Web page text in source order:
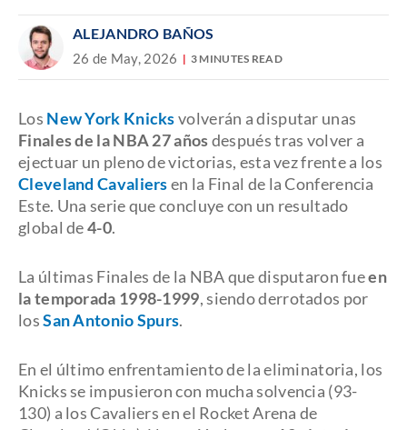
ALEJANDRO BAÑOS
26 de May, 2026 3 MINUTES READ
Los New York Knicksvolverán a disputar unas
Finales de la NBA 27 añosdespués tras volver a
ejectuar un pleno de victorias, esta vez frente a los
Cleveland Cavaliersen la Final de la Conferencia
Este. Una serie que concluye con un resultado
global de4-0.
La últimas Finales de la NBA que disputaron fueen
la temporada 1998-1999, siendo derrotados por
losSan Antonio Spurs.
En el último enfrentamiento de la eliminatoria, los
Knicks se impusieron con mucha solvencia (93-
130) a los Cavaliers en el Rocket Arena de